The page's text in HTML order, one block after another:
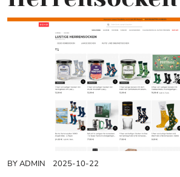
BYADMIN 2025-10-22